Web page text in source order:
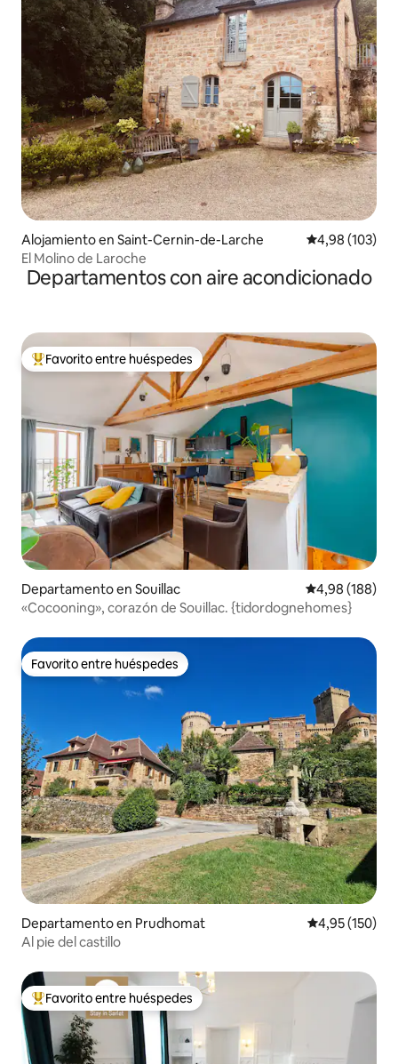
Alojamiento en Saint-Cernin-de-Larche Calificación
4,98 (103)
El Molino de Laroche
Departamentos con aire acondicionado
Favorito entre los huéspedes más destacados
Favorito entre huéspedes
Departamento en Souillac Calificación
4,98 (188)
«Cocooning», corazón de Souillac. {tidordognehomes}
Favorito entre huéspedes
Favorito entre huéspedes
Departamento en Prudhomat Calificación
4,95 (150)
Al pie del castillo
Favorito entre los huéspedes más destacados
Favorito entre huéspedes